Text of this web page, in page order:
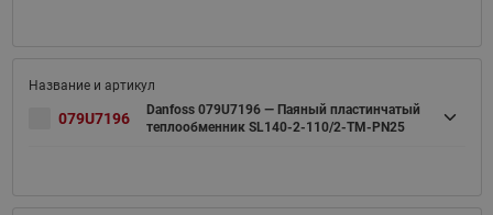
079U7196
Danfoss 079U7196 — Паяный пластинчатый
теплообменник SL140-2-110/2-TM-PN25